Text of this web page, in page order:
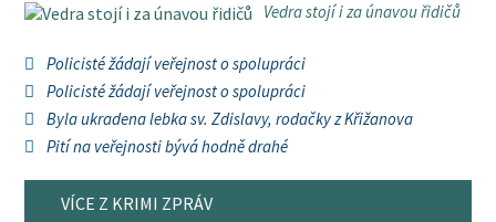
Vedra stojí i za únavou řidičů
Policisté žádají veřejnost o spolupráci
Policisté žádají veřejnost o spolupráci
Byla ukradena lebka sv. Zdislavy, rodačky z Křižanova
Pití na veřejnosti bývá hodně drahé
VÍCE Z KRIMI ZPRÁV